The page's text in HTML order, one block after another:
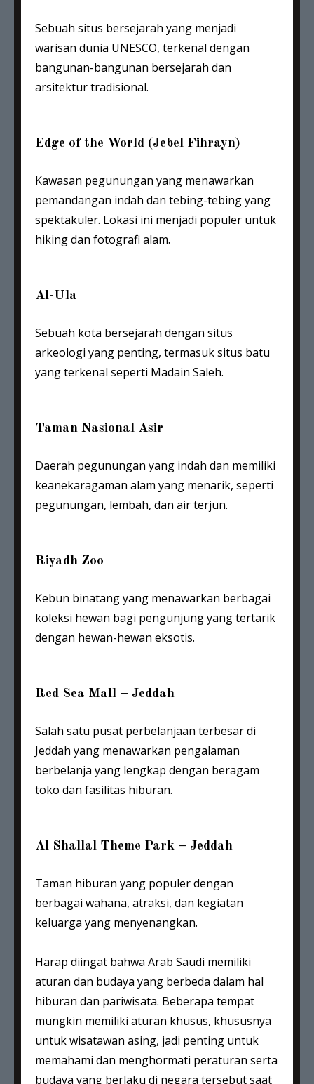
Sebuah situs bersejarah yang menjadi
warisan dunia UNESCO, terkenal dengan
bangunan-bangunan bersejarah dan
arsitektur tradisional.
Edge of the World (Jebel Fihrayn)
Kawasan pegunungan yang menawarkan
pemandangan indah dan tebing-tebing yang
spektakuler. Lokasi ini menjadi populer untuk
hiking dan fotografi alam.
Al-Ula
Sebuah kota bersejarah dengan situs
arkeologi yang penting, termasuk situs batu
yang terkenal seperti Madain Saleh.
Taman Nasional Asir
Daerah pegunungan yang indah dan memiliki
keanekaragaman alam yang menarik, seperti
pegunungan, lembah, dan air terjun.
Riyadh Zoo
Kebun binatang yang menawarkan berbagai
koleksi hewan bagi pengunjung yang tertarik
dengan hewan-hewan eksotis.
Red Sea Mall – Jeddah
Salah satu pusat perbelanjaan terbesar di
Jeddah yang menawarkan pengalaman
berbelanja yang lengkap dengan beragam
toko dan fasilitas hiburan.
Al Shallal Theme Park – Jeddah
Taman hiburan yang populer dengan
berbagai wahana, atraksi, dan kegiatan
keluarga yang menyenangkan.
Harap diingat bahwa Arab Saudi memiliki
aturan dan budaya yang berbeda dalam hal
hiburan dan pariwisata. Beberapa tempat
mungkin memiliki aturan khusus, khususnya
untuk wisatawan asing, jadi penting untuk
memahami dan menghormati peraturan serta
budaya yang berlaku di negara tersebut saat